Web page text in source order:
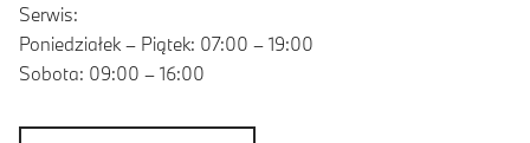
Serwis:
Poniedziałek – Piątek: 07:00 – 19:00
Sobota: 09:00 – 16:00